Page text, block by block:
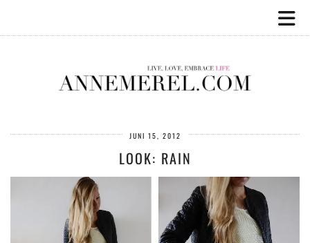
JUNI 15, 2012
LOOK: RAIN